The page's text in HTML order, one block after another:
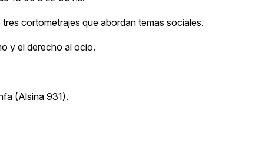
cortometrajes que abordan temas sociales.
y el derecho al ocio.
(Alsina 931).